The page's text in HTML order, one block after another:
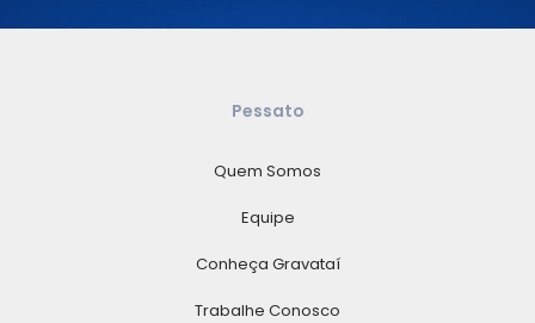
Pessato
Quem Somos
Equipe
Conheça Gravataí
Trabalhe Conosco